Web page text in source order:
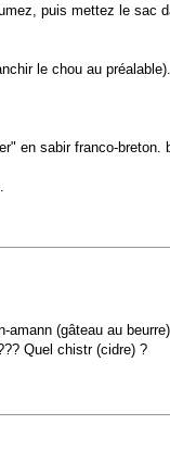
puis mettez le sac
le chou au préalable).
en sabir franco-
amann (gâteau au
Quel chistr (cidre) ?